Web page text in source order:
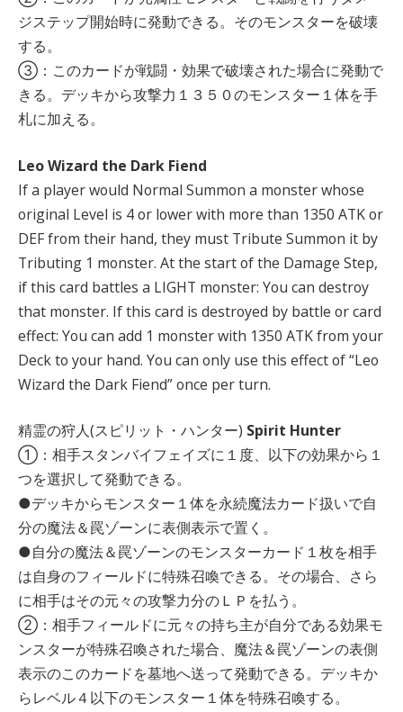
ジステップ開始時に発動できる。そのモンスターを破壊
する。
③：このカードが戦闘・効果で破壊された場合に発動で
きる。デッキから攻撃力１３５０のモンスター１体を手
札に加える。
Leo Wizard the Dark Fiend
If a player would Normal Summon a monster whose
original Level is 4 or lower with more than 1350 ATK or
DEF from their hand, they must Tribute Summon it by
Tributing 1 monster. At the start of the Damage Step,
if this card battles a LIGHT monster: You can destroy
that monster. If this card is destroyed by battle or card
effect: You can add 1 monster with 1350 ATK from your
Deck to your hand. You can only use this effect of “Leo
Wizard the Dark Fiend” once per turn.
精霊の狩人(スピリット・ハンター) Spirit Hunter
①：相手スタンバイフェイズに１度、以下の効果から１
つを選択して発動できる。
●デッキからモンスター１体を永続魔法カード扱いで自
分の魔法＆罠ゾーンに表側表示で置く。
●自分の魔法＆罠ゾーンのモンスターカード１枚を相手
は自身のフィールドに特殊召喚できる。その場合、さら
に相手はその元々の攻撃力分のＬＰを払う。
②：相手フィールドに元々の持ち主が自分である効果モ
ンスターが特殊召喚された場合、魔法＆罠ゾーンの表側
表示のこのカードを墓地へ送って発動できる。デッキか
らレベル４以下のモンスター１体を特殊召喚する。